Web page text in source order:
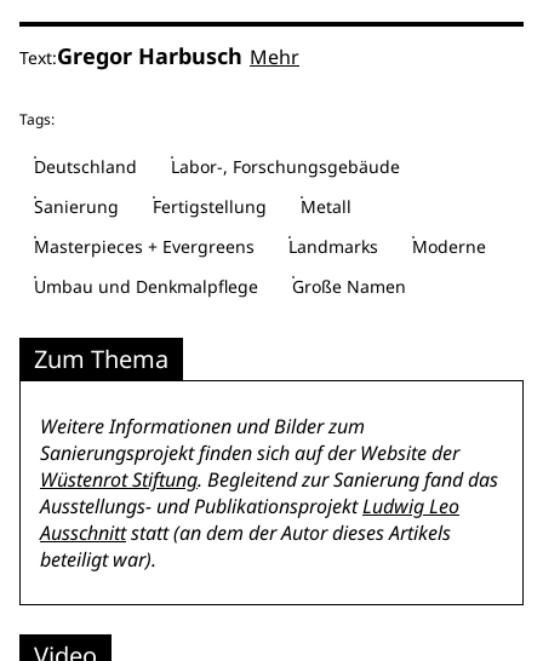
Text:Gregor Harbusch Mehr
Tags:
Deutschland
Labor-, Forschungsgebäude
Sanierung
Fertigstellung
Metall
Masterpieces + Evergreens
Landmarks
Moderne
Umbau und Denkmalpflege
Große Namen
Zum Thema
Weitere Informationen und Bilder zum
Sanierungsprojekt finden sich auf der Website der
Wüstenrot Stiftung. Begleitend zur Sanierung fand das
Ausstellungs- und PublikationsprojektLudwig Leo
Ausschnittstatt (an dem der Autor dieses Artikels
beteiligt war).